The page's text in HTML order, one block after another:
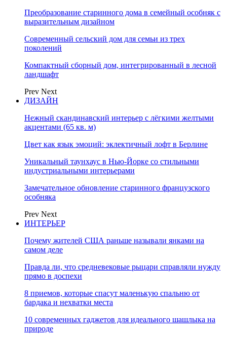
Преобразование старинного дома в семейный особняк с
выразительным дизайном
Современный сельский дом для семьи из трех
поколений
Компактный сборный дом, интегрированный в лесной
ландшафт
Prev Next
ДИЗАЙН
Нежный скандинавский интерьер с лёгкими желтыми
акцентами (65 кв. м)
Цвет как язык эмоций: эклектичный лофт в Берлине
Уникальный таунхаус в Нью-Йорке со стильными
индустриальными интерьерами
Замечательное обновление старинного французского
особняка
Prev Next
ИНТЕРЬЕР
Почему жителей США раньше называли янками на
самом деле
Правда ли, что средневековые рыцари справляли нужду
прямо в доспехи
8 приемов, которые спасут маленькую спальню от
бардака и нехватки места
10 современных гаджетов для идеального шашлыка на
природе